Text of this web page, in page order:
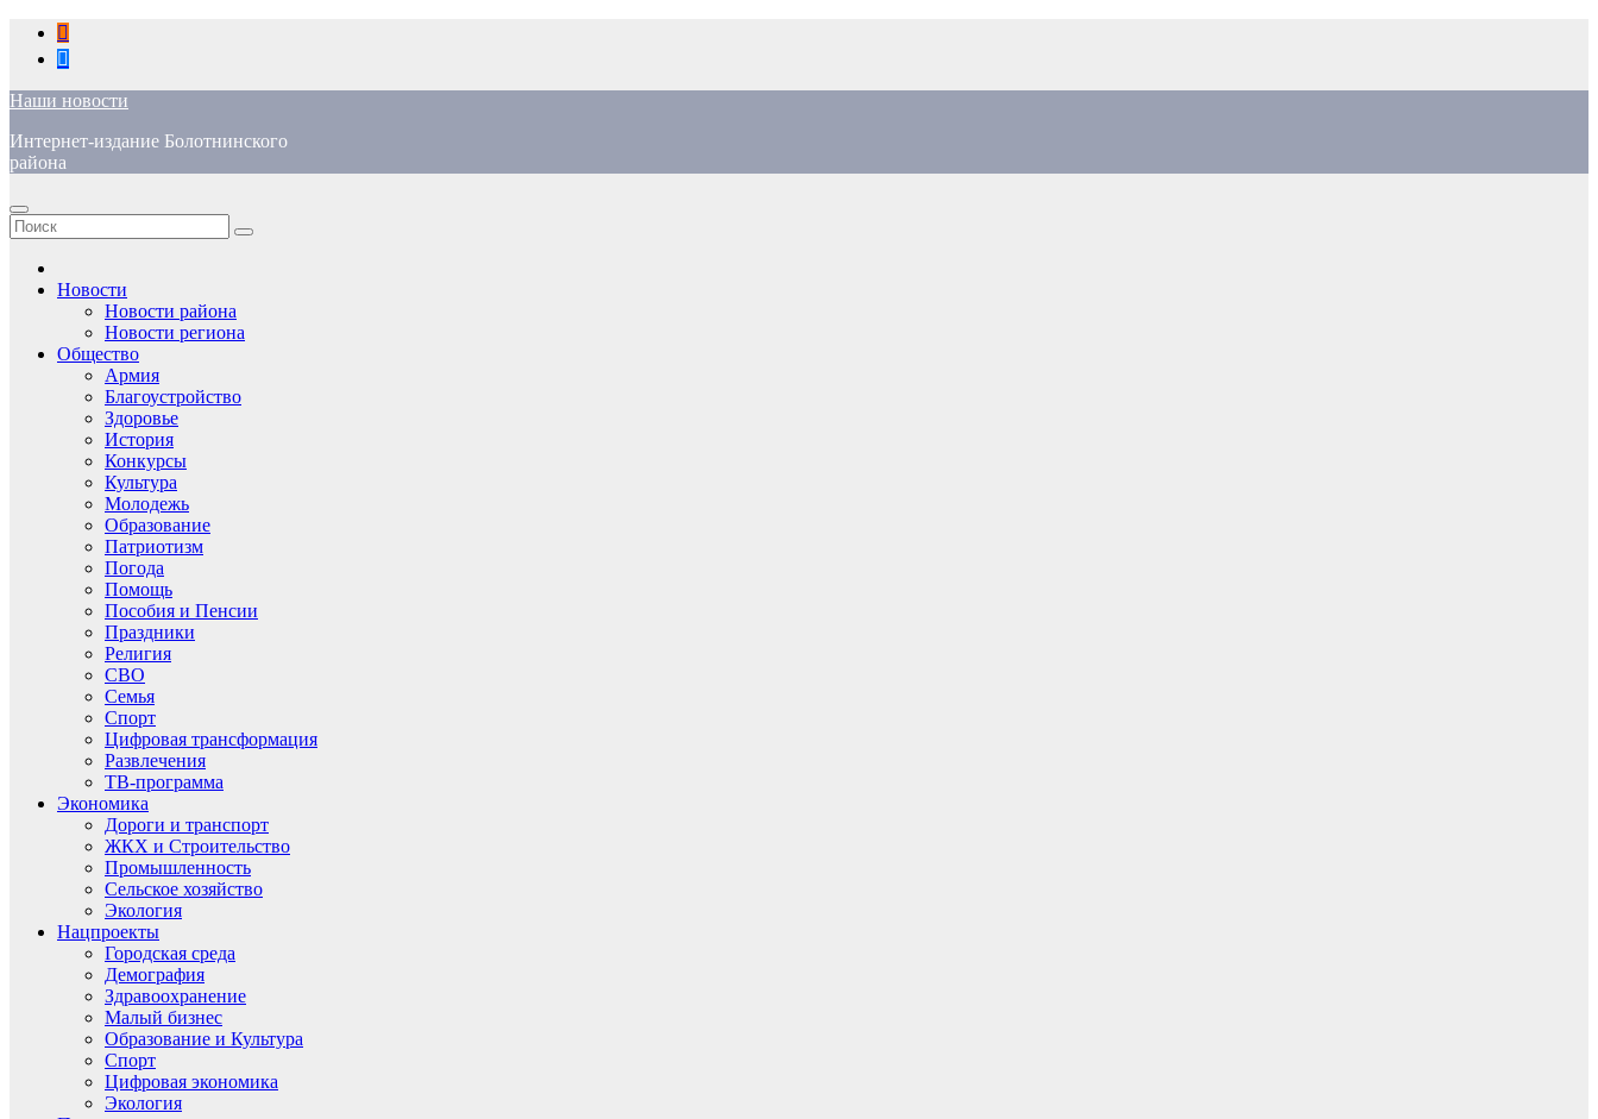
Перейти
содержимому
Наши новости
Интернет-издание Болотнинского
района
Новости
Новости района
Новости региона
Общество
Армия
Благоустройство
Здоровье
История
Конкурсы
Культура
Молодежь
Образование
Патриотизм
Погода
Помощь
Пособия и Пенсии
Праздники
Религия
СВО
Семья
Спорт
Цифровая трансформация
Развлечения
ТВ-программа
Экономика
Дороги и транспорт
ЖКХ и Строительство
Промышленность
Сельское хозяйство
Экология
Нацпроекты
Городская среда
Демография
Здравоохранение
Малый бизнес
Образование и Культура
Спорт
Цифровая экономика
Экология